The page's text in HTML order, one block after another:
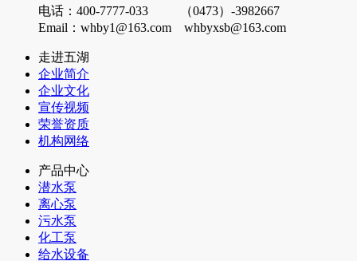
电话：400-7777-033 （0473）-3982667
Email：whby1@163.com whbyxsb@163.com
走进五湖
企业简介
企业文化
宣传视频
荣誉资质
机构网络
产品中心
潜水泵
离心泵
污水泵
化工泵
给水设备